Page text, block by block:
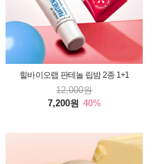
힐바이오랩 판테놀 립밤 2종 1+1
12,000원
7,200원 40%